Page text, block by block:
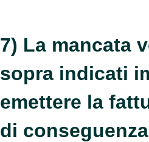
7) La mancata
sopra indicati
emettere la
di